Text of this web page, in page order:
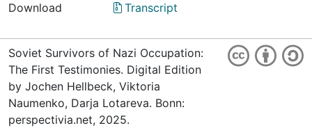
Download
Transcript
Soviet Survivors of Nazi Occupation:
The First Testimonies. Digital Edition
by Jochen Hellbeck, Viktoria
Naumenko, Darja Lotareva. Bonn:
perspectivia.net, 2025.